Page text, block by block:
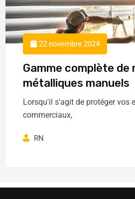
22 novembre 2024
Gamme complète de
métalliques manuels
Lorsqu'il s'agit de protéger vos
commerciaux,
RN